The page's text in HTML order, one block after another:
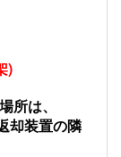
)
は、
却装置の隣